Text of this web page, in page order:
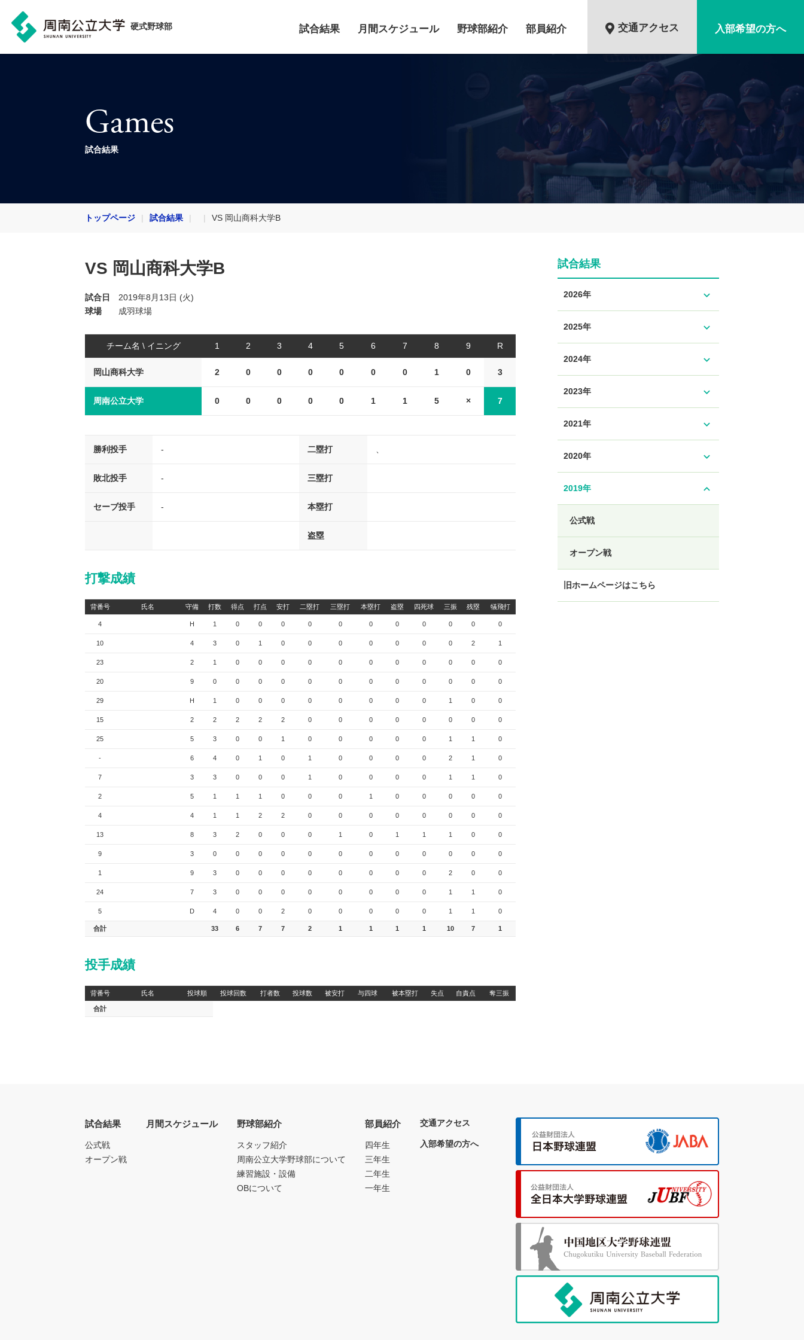
硬式野球部 試合結果 月間スケジュール 野球部紹介 部員紹介 交通アクセス 入部希望の方へ
Games
試合結果
トップページ 試合結果 VS 岡山商科大学B
VS 岡山商科大学B
試合日
2019年8月13日 (火)
球場
成羽球場
チーム名 \ イニング 1 2 3 4 5 6 7 8 9 R
岡山商科大学 2 0 0 0 0 0 0 1 0 3
周南公立大学 0 0 0 0 0 1 1 5 × 7
勝利投手 - 二塁打
敗北投手 - 三塁打
セーブ投手 - 本塁打
盗塁
打撃成績
背番号 氏名 守備 打数 得点 打点 安打 二塁打 三塁打 本塁打 盗塁 四死球 三振 残塁 犠飛打
4 H 1 0 0 0 0 0 0 0 0 0 0 0
10 4 3 0 1 0 0 0 0 0 0 0 2 1
23 2 1 0 0 0 0 0 0 0 0 0 0 0
20 9 0 0 0 0 0 0 0 0 0 0 0 0
29 H 1 0 0 0 0 0 0 0 0 1 0 0
15 2 2 2 2 2 0 0 0 0 0 0 0 0
25 5 3 0 0 1 0 0 0 0 0 1 1 0
- 6 4 0 1 0 1 0 0 0 0 2 1 0
7 3 3 0 0 0 1 0 0 0 0 1 1 0
2 5 1 1 1 0 0 0 1 0 0 0 0 0
4 4 1 1 2 2 0 0 0 0 0 0 0 0
13 8 3 2 0 0 0 1 0 1 1 1 0 0
9 3 0 0 0 0 0 0 0 0 0 0 0 0
1 9 3 0 0 0 0 0 0 0 0 2 0 0
24 7 3 0 0 0 0 0 0 0 0 1 1 0
5 D 4 0 0 2 0 0 0 0 0 1 1 0
合計 33 6 7 7 2 1 1 1 1 10 7 1
投手成績
背番号 氏名 投球順 投球回数 打者数 投球数 被安打 与四球 被本塁打 失点 自責点 奪三振
合計
試合結果
2026年 expand_more
2025年 expand_more
2024年 expand_more
2023年 expand_more
2021年 expand_more
2020年 expand_more
2019年 expand_less
公式戦
オープン戦
旧ホームページはこちら
試合結果
公式戦
オープン戦
月間スケジュール 野球部紹介
スタッフ紹介
周南公立大学野球部について
練習施設・設備
OBについて
部員紹介
四年生
三年生
二年生
一年生
交通アクセス
入部希望の方へ